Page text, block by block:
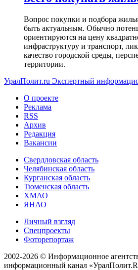
Вопрос покупки и подбора
быть актуальным. Обычно
ориентируются на цену
инфраструктуру и транспорт,
качество городской среды,
территории.
УралПолит.ru Экспертный
О проекте
Реклама
RSS
Архив
Редакция
Вакансии
Свердловская область
Челябинская область
Курганская область
Тюменская область
ХМАО
ЯНАО
Личный взгляд
Спецпроекты
Фоторепортаж
2002-2026 © Информационное
информационный канал